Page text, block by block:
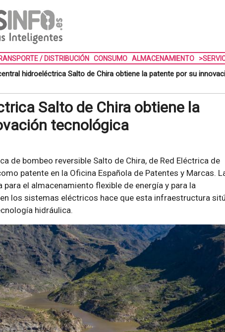
/ DISTRIBUCIÓN CONSUMO ALMACENAMIENTO
hidroeléctrica Salto de Chira obtiene la patente por su
Salto de Chira obtiene la
tecnológica
de bombeo reversible Salto de Chira, de Red Eléctrica de
patente en la Oficina Española de Patentes y Marcas.
el almacenamiento flexible de energía y para la
los sistemas eléctricos hace que esta infraestructura
hidráulica.